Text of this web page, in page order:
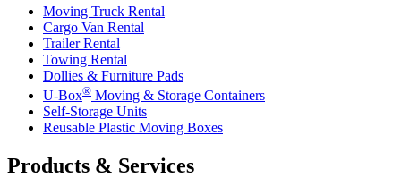
Moving Truck Rental
Cargo Van Rental
Trailer Rental
Towing Rental
Dollies & Furniture Pads
U-Box® Moving & Storage Containers
Self-Storage Units
Reusable Plastic Moving Boxes
Products & Services